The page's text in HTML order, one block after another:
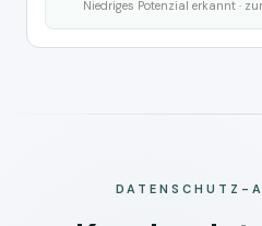
Niedriges Potenzial erkannt ·
DATENSCHUTZ-